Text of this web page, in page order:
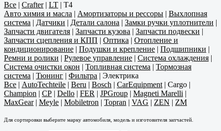
Все | Crafter| LT | T4
Авто химия и масла | Амортизаторы и рессоры | Выхлопная
система | Датчики | Детали салона | Замки ручки уплотнители |
Запчасти двигателя | Запчасти кузова | Запчасти подвески |
Запчасти сцепления и КПП | Оптика | Отопление и
кондиционирование | Подушки и крепление | Подшипники |
Ремни и ролики | Рулевое управление | Система охлаждения |
Система очистки окон | Топливная система | Тормозная
система | Тюнинг | Фильтра | Электрика
Все | AutoTechteile | Beru | Bosch | CarEquipment | Cargo |
Champion | CP | Dello | FER | JPGroup | Magneti Marelli |
MaxGear| Meyle | Mobiletron | Topran | VAG | ZEN | ZM
Для сортировки выберите марку автомобиля, модель и изготовителя запчастей.